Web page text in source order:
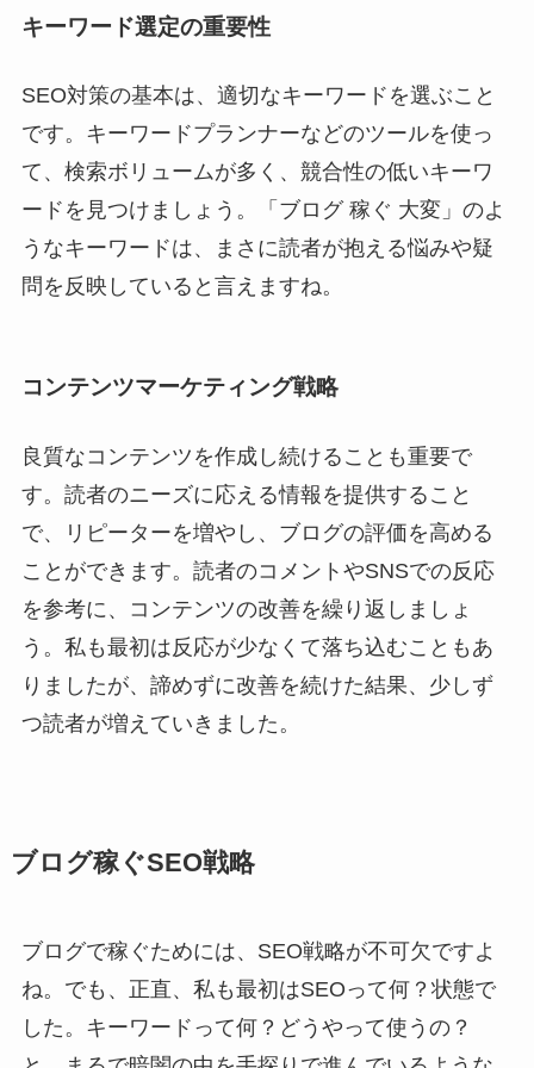
キーワード選定の重要性
SEO対策の基本は、適切なキーワードを選ぶこと
です。キーワードプランナーなどのツールを使っ
て、検索ボリュームが多く、競合性の低いキーワ
ードを見つけましょう。「ブログ 稼ぐ 大変」のよ
うなキーワードは、まさに読者が抱える悩みや疑
問を反映していると言えますね。
コンテンツマーケティング戦略
良質なコンテンツを作成し続けることも重要で
す。読者のニーズに応える情報を提供すること
で、リピーターを増やし、ブログの評価を高める
ことができます。読者のコメントやSNSでの反応
を参考に、コンテンツの改善を繰り返しましょ
う。私も最初は反応が少なくて落ち込むこともあ
りましたが、諦めずに改善を続けた結果、少しず
つ読者が増えていきました。
ブログ稼ぐSEO戦略
ブログで稼ぐためには、SEO戦略が不可欠ですよ
ね。でも、正直、私も最初はSEOって何？状態で
した。キーワードって何？どうやって使うの？